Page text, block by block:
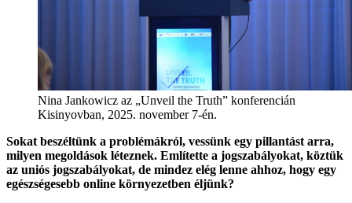
Nina Jankowicz az „Unveil the Truth” konferencián
Kisinyovban, 2025. november 7-én.
Sokat beszéltünk a problémákról, vessünk egy pillantást arra,
milyen megoldások léteznek. Említette a jogszabályokat, köztük
az uniós jogszabályokat, de mindez elég lenne ahhoz, hogy egy
egészségesebb online környezetben éljünk?